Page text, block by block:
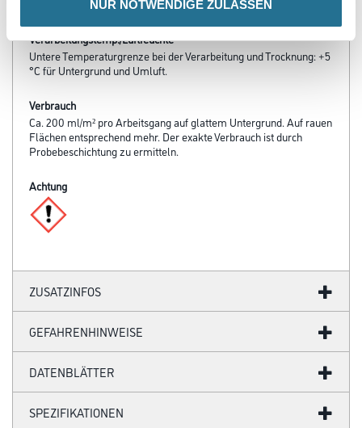
NUR NOTWENDIGE ZULASSEN
- Nicht vergilbend
Verarbeitungstemp./Luftfeuchte
Untere Temperaturgrenze bei der Verarbeitung und Trocknung: +5
°C für Untergrund und Umluft.
Verbrauch
Ca. 200 ml/m² pro Arbeitsgang auf glattem Untergrund. Auf rauen
Flächen entsprechend mehr. Der exakte Verbrauch ist durch
Probebeschichtung zu ermitteln.
Achtung
ZUSATZINFOS
GEFAHRENHINWEISE
DATENBLÄTTER
SPEZIFIKATIONEN